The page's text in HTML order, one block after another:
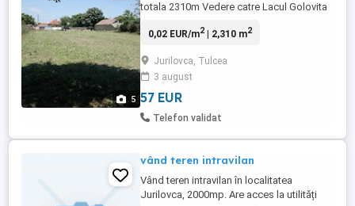
5
totala 2310m Vedere catre Lacul Golovita
locuinta permanenta casa de vacanta
Canalizare la hotar 160mm Posibilitate
bransament electric la ambele strazi
Distanta pana la portul turistic ...
0,02 EUR/m2| 2,310 m2
Jurilovca, Tulcea
3 august
57 EUR
Telefon validat
vând teren intravilan
Vând teren intravilan în localitatea
Jurilovca, 2000mp. Are acces la utilități